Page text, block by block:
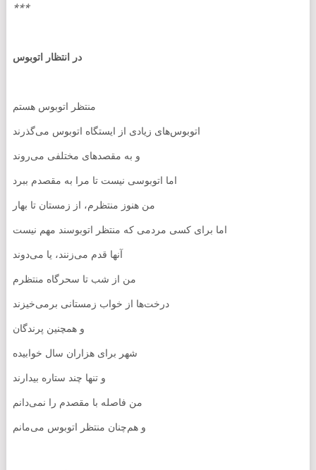
***
در انتظار اتوبوس
منتظر اتوبوس هستم
اتوبوس‌های زیادی از ایستگاه اتوبوس می‌گذرند
و به مقصدهای مختلفی می‌روند
اما اتوبوسی نیست تا مرا به مقصدم ببرد
من هنوز منتظرم، از زمستان تا بهار
اما برای کسی مردمی که منتظر اتوبوسند مهم نیست
آنها قدم می‌زنند، یا می‌دوند
من از شب تا سحرگاه منتظرم
درخت‌ها از خواب زمستانی برمی‌خیزند
و همچنین پرندگان
شهر برای هزاران سال خوابیده
و تنها چند ستاره بیدارند
من فاصله با مقصدم را نمی‌دانم
و هم‌چنان منتظر اتوبوس می‌مانم